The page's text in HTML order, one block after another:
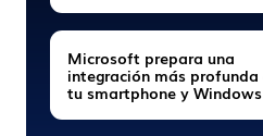
Microsoft prepara una
integración más profunda
tu smartphone y